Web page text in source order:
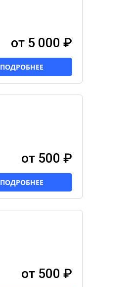
от 5 000 ₽
ПОДРОБНЕЕ
от 500 ₽
ПОДРОБНЕЕ
от 500 ₽